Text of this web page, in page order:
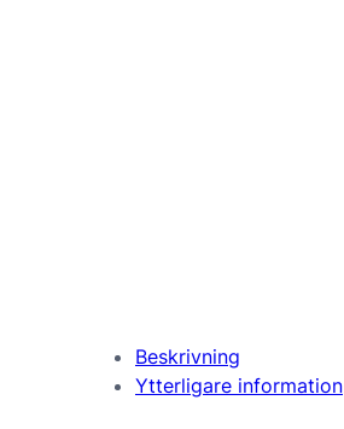
Beskrivning
Ytterligare information